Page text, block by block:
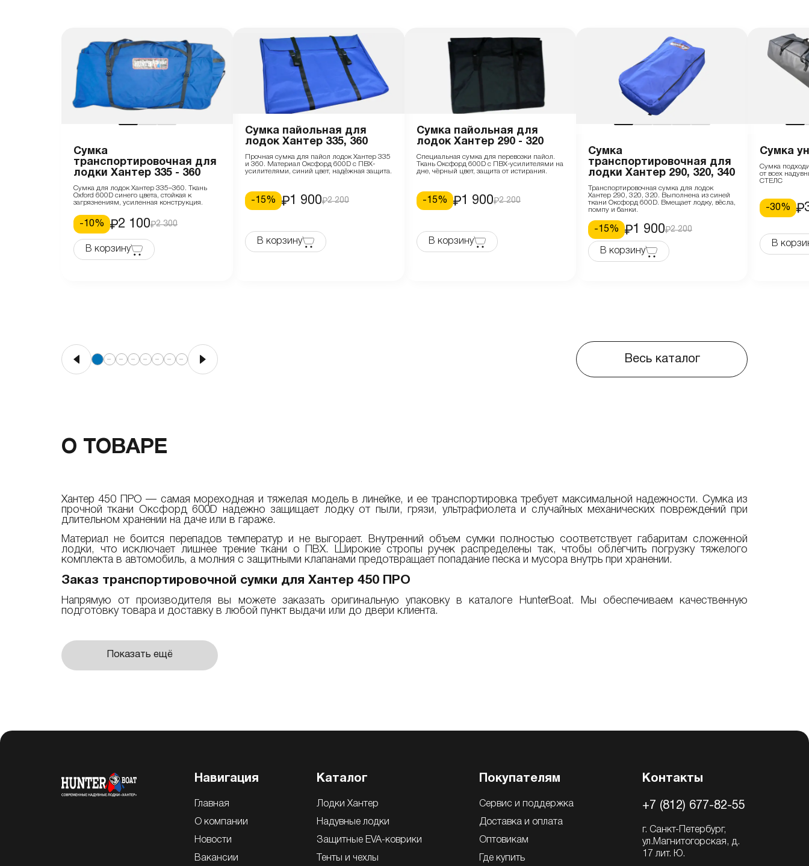
Сумка
транспортировочная для
лодки Хантер 335 - 360
Сумка для лодок Хантер 335–360. Ткань
Oxford 600D синего цвета, стойкая к
загрязнениям, усиленная конструкция.
- 10% 2 100 2 300
В корзину
Сумка пайольная для
лодок Хантер 335, 360
Прочная сумка для пайол лодок Хантер 335
и 360. Материал Оксфорд 600D с ПВХ-
усилителями, синий цвет, надёжная защита.
- 15% 1 900 2 200
В корзину
Сумка пайольная для
лодок Хантер 290 - 320
Специальная сумка для перевозки пайол.
Ткань Оксфорд 600D с ПВХ-усилителями на
дне, чёрный цвет, защита от истирания.
- 15% 1 900 2 200
В корзину
Сумка
транспортировочная для
лодки Хантер 290, 320, 340
Транспортировочная сумка для лодок
Хантер 290, 320, 320. Выполнена из синей
ткани Оксфорд 600D. Вмещает лодку, вёсла,
помпу и банки.
- 15% 1 900 2 200
В корзину
Сумка
Сумка
от всех
СТЕЛС
-30%
В
Весь каталог
О ТОВАРЕ
Хантер 450 ПРО — самая мореходная и тяжелая модель в линейке, и ее транспортировка требует максимальной надежности. Сумка из
прочной ткани Оксфорд 600D надежно защищает лодку от пыли, грязи, ультрафиолета и случайных механических повреждений при
длительном хранении на даче или в гараже.
Материал не боится перепадов температур и не выгорает. Внутренний объем сумки полностью соответствует габаритам сложенной
лодки, что исключает лишнее трение ткани о ПВХ. Широкие стропы ручек распределены так, чтобы облегчить погрузку тяжелого
комплекта в автомобиль, а молния с защитными клапанами предотвращает попадание песка и мусора внутрь при хранении.
Заказ транспортировочной сумки для Хантер 450 ПРО
Напрямую от производителя вы можете заказать оригинальную упаковку в каталоге HunterBoat. Мы обеспечиваем качественную
подготовку товара и доставку в любой пункт выдачи или до двери клиента.
Показать ещё
Навигация
Главная
О компании
Новости
Вакансии
Каталог
Лодки Хантер
Надувные лодки
Защитные EVA-коврики
Тенты и чехлы
Покупателям
Сервис и поддержка
Доставка и оплата
Оптовикам
Где купить
Контакты
+7 (812) 677-82-55
г. Санкт-Петербург,
ул.Магнитогорская, д.
17 лит. Ю.